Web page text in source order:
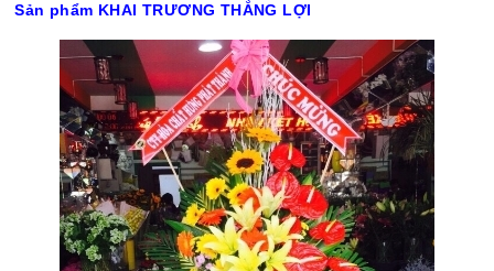
Sản phẩm KHAI TRƯƠNG THẮNG LỢI